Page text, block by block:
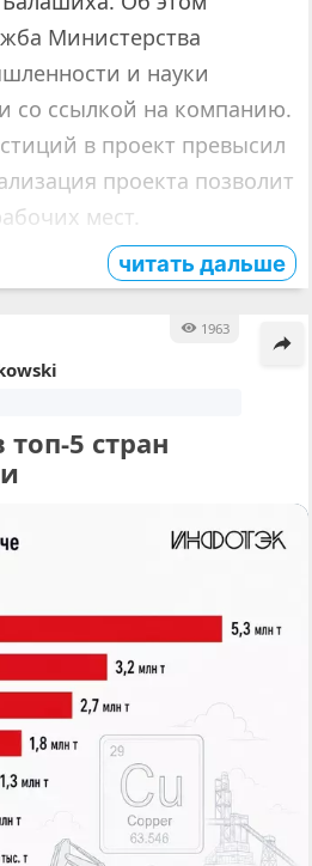
Министерства
и науки
со ссылкой на компанию.
в проект превысил
проекта позволит
мест.
читать дальше
1963
5 стран